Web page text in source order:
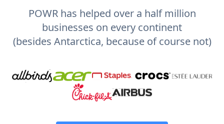
POWR has helped over a half million
businesses on every continent
(besides Antarctica, because of course not)